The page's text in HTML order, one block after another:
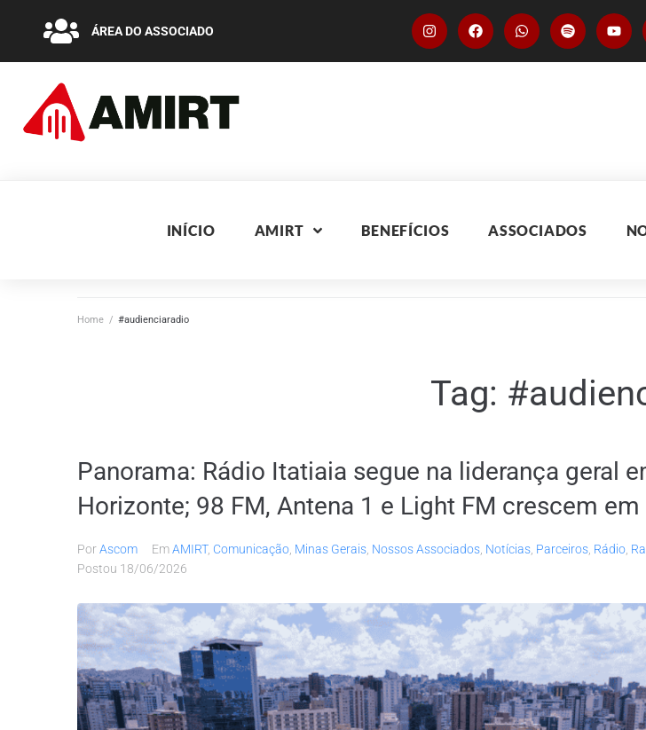
ÁREA DO ASSOCIADO
INÍCIO AMIRT BENEFÍCIOS ASSOCIADOS
Home / #audienciaradio
Tag:
Panorama: Rádio Itatiaia segue na liderança geral
Horizonte; 98 FM, Antena 1 e Light FM crescem
PorAscom EmAMIRT, Comunicação Minas Gerais Nossos Associados Notícias Parceiros Rádio
Postou 18/06/2026